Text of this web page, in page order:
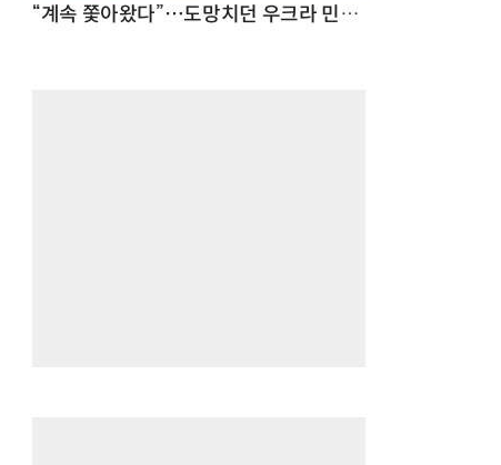
“계속 쫓아왔다”…도망치던 우크라 민간인 공격한 러 자폭 드론